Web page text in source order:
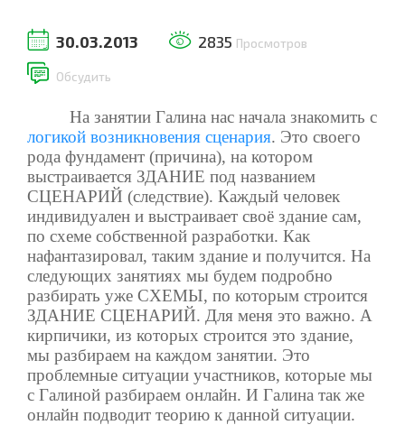
30.03.2013 2835 Просмотров
Обсудить
На занятии Галина нас начала знакомить с
логикой возникновения сценария. Это своего
рода фундамент (причина), на котором
выстраивается ЗДАНИЕ под названием
СЦЕНАРИЙ (следствие). Каждый человек
индивидуален и выстраивает своё здание сам,
по схеме собственной разработки. Как
нафантазировал, таким здание и получится. На
следующих занятиях мы будем подробно
разбирать уже СХЕМЫ, по которым строится
ЗДАНИЕ СЦЕНАРИЙ. Для меня это важно. А
кирпичики, из которых строится это здание,
мы разбираем на каждом занятии. Это
проблемные ситуации участников, которые мы
с Галиной разбираем онлайн. И Галина так же
онлайн подводит теорию к данной ситуации.